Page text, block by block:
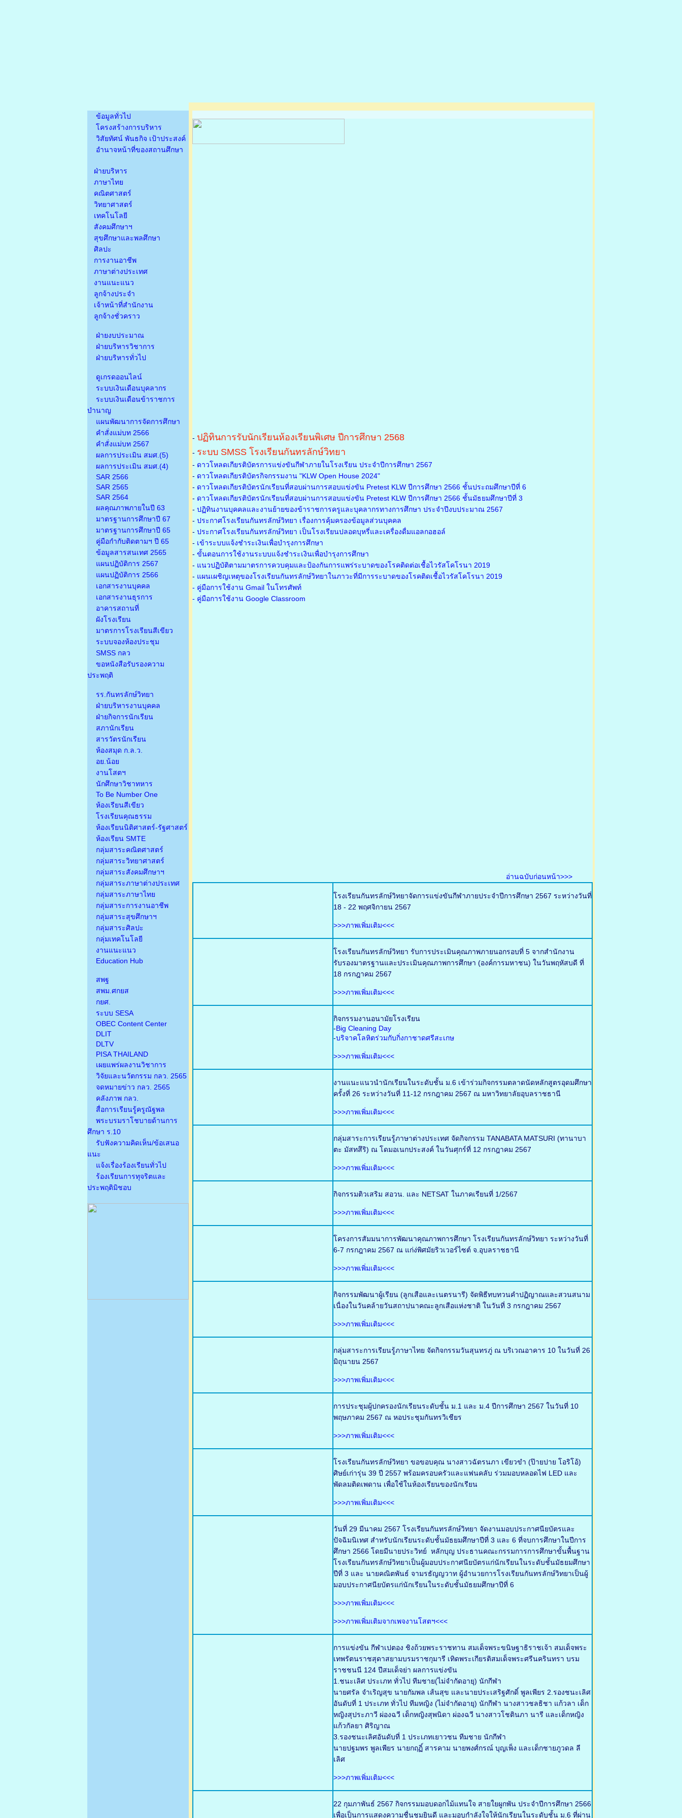
ข้อมูลทั่วไป
โครงสร้างการบริหาร
วิสัยทัศน์ พันธกิจ เป้าประสงค์
อำนาจหน้าที่ของสถานศึกษา
ฝ่ายบริหาร
ภาษาไทย
คณิตศาสตร์
วิทยาศาสตร์
เทคโนโลยี
สังคมศึกษาฯ
สุขศึกษาและพลศึกษา
ศิลปะ
การงานอาชีพ
ภาษาต่างประเทศ
งานแนะแนว
ลูกจ้างประจำ
เจ้าหน้าที่สำนักงาน
ลูกจ้างชั่วคราว
ฝ่ายงบประมาณ
ฝ่ายบริหารวิชาการ
ฝ่ายบริหารทั่วไป
ดูเกรดออนไลน์
ระบบเงินเดือนบุคลากร
ระบบเงินเดือนข้าราชการ
บำนาญ
แผนพัฒนาการจัดการศึกษา
คำสั่งแม่บท 2566
คำสั่งแม่บท 2567
ผลการประเมิน สมศ.(5)
ผลการประเมิน สมศ.(4)
SAR 2566
SAR 2565
SAR 2564
ผลคุณภาพภายในปี 63
มาตรฐานการศึกษาปี 67
มาตรฐานการศึกษาปี 65
คู่มือกำกับติดตามฯ ปี 65
ข้อมูลสารสนเทศ 2565
แผนปฏิบัติการ 2567
แผนปฏิบัติการ 2566
เอกสารงานบุคคล
เอกสารงานธุรการ
อาคารสถานที่
ผังโรงเรียน
มาตรการโรงเรียนสีเขียว
ระบบจองห้องประชุม
SMSS กลว
ขอหนังสือรับรองความ
ประพฤติ
รร.กันทรลักษ์วิทยา
ฝ่ายบริหารงานบุคคล
ฝ่ายกิจการนักเรียน
สภานักเรียน
สารวัตรนักเรียน
ห้องสมุด ก.ล.ว.
อย.น้อย
งานโสตฯ
นักศึกษาวิชาทหาร
To Be Number One
ห้องเรียนสีเขียว
โรงเรียนคุณธรรม
ห้องเรียนนิติศาสตร์-รัฐศาสตร์
ห้องเรียน SMTE
กลุ่มสาระคณิตศาสตร์
กลุ่มสาระวิทยาศาสตร์
กลุ่มสาระสังคมศึกษาฯ
กลุ่มสาระภาษาต่างประเทศ
กลุ่มสาระภาษาไทย
กลุ่มสาระการงานอาชีพ
กลุ่มสาระสุขศึกษาฯ
กลุ่มสาระศิลปะ
กลุ่มเทคโนโลยี
งานแนะแนว
Education Hub
สพฐ
สพม.ศกยส
กยศ.
ระบบ SESA
OBEC Content Center
DLIT
DLTV
PISA THAILAND
เผยแพร่ผลงานวิชาการ
วิจัยและนวัตกรรม กลว. 2565
จดหมายข่าว กลว. 2565
คลังภาพ กลว.
สื่อการเรียนรู้ครูณัฐพล
พระบรมราโชบายด้านการ
ศึกษา ร.10
รับฟังความคิดเห็น/ข้อเสนอ
แนะ
แจ้งเรื่องร้องเรียนทั่วไป
ร้องเรียนการทุจริตและ
ประพฤติมิชอบ
- ปฏิทินการรับนักเรียนห้องเรียนพิเศษ ปีการศึกษา 2568
- ระบบ SMSS โรงเรียนกันทรลักษ์วิทยา
- ดาวโหลดเกียรติบัตรการแข่งขันกีฬาภายในโรงเรียน ประจำปีการศึกษา 2567
- ดาวโหลดเกียรติบัตรกิจกรรมงาน "KLW Open House 2024"
- ดาวโหลดเกียรติบัตรนักเรียนที่สอบผ่านการสอบแข่งขัน Pretest KLW ปีการศึกษา 2566 ชั้นประถมศึกษาปีที่ 6
- ดาวโหลดเกียรติบัตรนักเรียนที่สอบผ่านการสอบแข่งขัน Pretest KLW ปีการศึกษา 2566 ชั้นมัธยมศึกษาปีที่ 3
- ปฏิทินงานบุคคลและงานย้ายของข้าราชการครูและบุคลากรทางการศึกษา ประจำปีงบประมาณ 2567
- ประกาศโรงเรียนกันทรลักษ์วิทยา เรื่องการคุ้มครองข้อมูลส่วนบุคคล
- ประกาศโรงเรียนกันทรลักษ์วิทยา เป็นโรงเรียนปลอดบุหรี่และเครื่องดื่มแอลกอฮอล์
- เข้าระบบแจ้งชำระเงินเพื่อบำรุงการศึกษา
- ขั้นตอนการใช้งานระบบแจ้งชำระเงินเพื่อบำรุงการศึกษา
- แนวปฏิบัติตามมาตรการควบคุมและป้องกันการแพร่ระบาดของโรคติดต่อเชื้อไวรัสโคโรนา 2019
- แผนเผชิญเหตุของโรงเรียนกันทรลักษ์วิทยาในภาวะที่มีการระบาดของโรคติดเชื้อไวรัสโคโรนา 2019
- คู่มือการใช้งาน Gmail ในโทรศัพท์
- คู่มือการใช้งาน Google Classroom
อ่านฉบับก่อนหน้า>>>
โรงเรียนกันทรลักษ์วิทยาจัดการแข่งขันกีฬาภายประจำปีการศึกษา 2567 ระหว่างวันที่
18 - 22 พฤศจิกายน 2567
>>>ภาพเพิ่มเติม<<<
โรงเรียนกันทรลักษ์วิทยา รับการประเมินคุณภาพภายนอกรอบที่ 5 จากสำนักงาน
รับรองมาตรฐานและประเมินคุณภาพการศึกษา (องค์การมหาชน) ในวันพฤหัสบดี ที่
18 กรกฎาคม 2567
>>>ภาพเพิ่มเติม<<<
กิจกรรมงานอนามัยโรงเรียน
-Big Cleaning Day
-บริจาคโลหิตร่วมกับกิ่งกาชาดศรีสะเกษ
>>>ภาพเพิ่มเติม<<<
งานแนะแนวนำนักเรียนในระดับชั้น ม.6 เข้าร่วมกิจกรรมตลาดนัดหลักสูตรอุดมศึกษา
ครั้งที่ 26 ระหว่างวันที่ 11-12 กรกฎาคม 2567 ณ มหาวิทยาลัยอุบลราชธานี
>>>ภาพเพิ่มเติม<<<
กลุ่มสาระการเรียนรู้ภาษาต่างประเทศ จัดกิจกรรม TANABATA MATSURI (ทานาบา
ตะ มัสทสึริ) ณ โดมอเนกประสงค์ ในวันศุกร์ที่ 12 กรกฎาคม 2567
>>>ภาพเพิ่มเติม<<<
กิจกรรมติวเสริม สอวน. และ NETSAT ในภาคเรียนที่ 1/2567
>>>ภาพเพิ่มเติม<<<
โครงการสัมมนาการพัฒนาคุณภาพการศึกษา โรงเรียนกันทรลักษ์วิทยา ระหว่างวันที่
6-7 กรกฎาคม 2567 ณ แก่ง่พิศมัยริวเวอร์ไซต์ จ.อุบลราชธานี
>>>ภาพเพิ่มเติม<<<
กิจกรรมพัฒนาผู้เรียน (ลูกเสือและเนตรนารี) จัดพิธีทบทวนคำปฏิญาณและสวนสนาม
เนื่องในวันคล้ายวันสถาปนาคณะลูกเสือแห่งชาติ ในวันที่ 3 กรกฎาคม 2567
>>>ภาพเพิ่มเติม<<<
กลุ่มสาระการเรียนรู้ภาษาไทย จัดกิจกรรมวันสุนทรภู่ ณ บริเวณอาคาร 10 ในวันที่ 26
มิถุนายน 2567
>>>ภาพเพิ่มเติม<<<
การประชุมผู้ปกครองนักเรียนระดับชั้น ม.1 และ ม.4 ปีการศึกษา 2567 ในวันที่ 10
พฤษภาคม 2567 ณ หอประชุมกันทรวิเชียร
>>>ภาพเพิ่มเติม<<<
โรงเรียนกันทรลักษ์วิทยา ขอขอบคุณ นางสาวฉัตรนภา เขียวขำ (ป๊ายปาย โอริโอ้)
ศิษย์เก่ารุ่น 39 ปี 2557 พร้อมครอบครัวและแฟนคลับ ร่วมมอบหลอดไฟ LED และ
พัดลมติดเพดาน เพื่อใช้ในห้องเรียนของนักเรียน
>>>ภาพเพิ่มเติม<<<
วันที่ 29 มีนาคม 2567 โรงเรียนกันทรลักษ์วิทยา จัดงานมอบประกาศนียบัตรและ
ปัจฉิมนิเทศ สำหรับนักเรียนระดับชั้นมัธยมศึกษาปีที่ 3 และ 6 ที่จบการศึกษาในปีการ
ศึกษา 2566 โดยมีนายประวิทย์ หลักบุญ ประธานคณะกรรมการการศึกษาขั้นพื้นฐาน
โรงเรียนกันทรลักษ์วิทยาเป็นผู้มอบประกาศนียบัตรแก่นักเรียนในระดับชั้นมัธยมศึกษา
ปีที่ 3 และ นายคณิตพันธ์ จามรธัญญวาท ผู้อำนวยการโรงเรียนกันทรลักษ์วิทยาเป็นผู้
มอบประกาศนียบัตรแก่นักเรียนในระดับชั้นมัธยมศึกษาปีที่ 6
>>>ภาพเพิ่มเติม<<<
>>>ภาพเพิ่มเติมจากเพจงานโสตฯ<<<
การแข่งขัน กีฬาเปตอง ชิงถ้วยพระราชทาน สมเด็จพระขนิษฐาธิราชเจ้า สมเด็จพระ
เทพรัตนราชสุดาสยามบรมราชกุมารี เทิดพระเกียรติสมเด็จพระศรีนครินทรา บรม
ราชชนนี 124 ปีสมเด็จย่า ผลการแข่งขัน
1.ชนะเลิศ ประเภท ทั่วไป ทีมชาย(ไม่จำกัดอายุ) นักกีฬา
นายศรัล จำเริญสุข นายกัมพล เส้นสุข และนายประเสริฐศักดิ์ พูลเพียร 2.รองชนะเลิศ
อันดับที่ 1 ประเภท ทั่วไป ทีมหญิง (ไม่จำกัดอายุ) นักกีฬา นางสาวชลธิชา แก้วลา เด็ก
หญิงสุประภาวี ผ่องฉวี เด็กหญิงสุพนิดา ผ่องฉวี นางสาวโชตินภา นารี และเด็กหญิง
แก้วกัลยา ศิริญาณ
3.รองชนะเลิศอันดับที่ 1 ประเภทเยาวชน ทีมชาย นักกีฬา
นายปฐมพร พูลเพียร นายกฤฏิ์ สารคาม นายพงศ์กรณ์ บุญเพ็ง และเด็กชายภูวดล ลี
เลิศ
>>>ภาพเพิ่มเติม<<<
22 กุมภาพันธ์ 2567 กิจกรรมมอบดอกไม้แทนใจ สายใยผูกพัน ประจำปีการศึกษา 2566
เพื่อเป็นการแสดงความชื่นชมยินดี และมอบกำลังใจให้นักเรียนในระดับชั้น ม.6 ที่ผ่าน